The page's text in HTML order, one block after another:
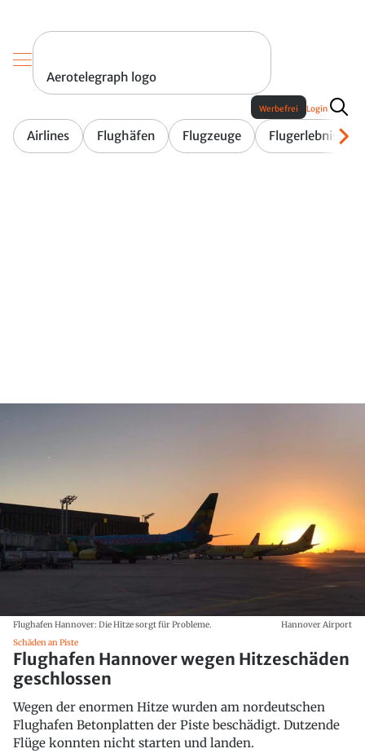
Aerotelegraph logo
Airlines Flughäfen Flugzeuge Flugerlebnis
Werbefrei Login
Flughafen Hannover: Die Hitze sorgt für Probleme.
Hannover Airport
Schäden an Piste
Flughafen Hannover wegen Hitzeschäden
geschlossen
Wegen der enormen Hitze wurden am nordeutschen
Flughafen Betonplatten der Piste beschädigt. Dutzende
Flüge konnten nicht starten und landen.